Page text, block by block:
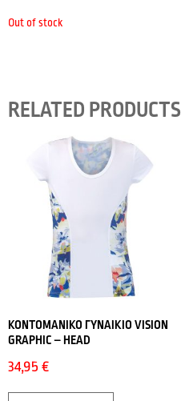
Out of stock
RELATED PRODUCTS
ΚΟΝΤΟΜΑΝΙΚΟ ΓΥΝΑΙΚΙΟ VISION
GRAPHIC – HEAD
34,95€